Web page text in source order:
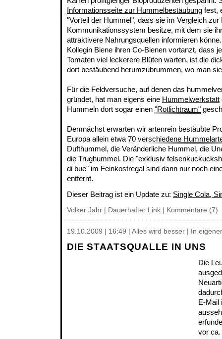
Informationsseite zur Hummelbestäubung fest,
"Vorteil der Hummel", dass sie im Vergleich zur
Kommunikationssystem besitze, mit dem sie
attraktivere Nahrungsquellen informieren
Kollegin Biene ihren Co-Bienen vortanzt, dass
Tomaten viel leckerere Blüten warten, ist die
dort bestäubend herumzubrummen, wo man
Für die Feldversuche, auf denen das
gründet, hat man eigens eine Hummelwerkstatt
Hummeln dort sogar einen "Rotlichtraum"
Demnächst erwarten wir artenrein bestäubte
Europa allein etwa 70 verschiedene
Dufthummel, die Veränderliche Hummel, die
die Trughummel. Die "exklusiv
di bue" im Feinkostregal sind dann nur noch
entfernt.
Dieser Beitrag ist ein Update zu: Single Cola,
Volker Jahr | Dauerhafter Link Kommentare (7)
19.10.2009 | 16:49 | Alles wird besser | In
DIE STAATSQUALLE IN UNS
Die
E-Mail
vor ca.